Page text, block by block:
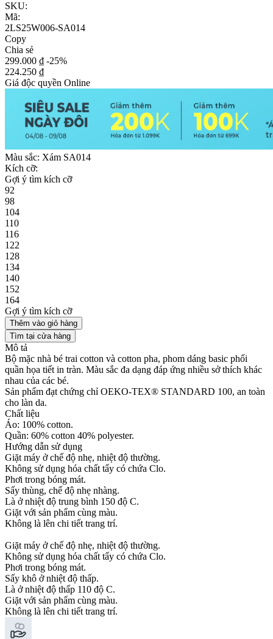
SKU:
Mã:
2LS25W006-SA014
Copy
Chia sẻ
299.000 ₫ -25%
224.250 ₫
Giá độc quyền Online
Màu sắc: Xám SA014
Kích cỡ:
Gợi ý tìm kích cỡ
92
98
104
110
116
122
128
134
140
152
164
Gợi ý tìm kích cỡ
Thêm vào giỏ hàng
Tìm tại cửa hàng
Mô tả
Bộ mặc nhà bé trai cotton và cotton pha, phom dáng basic phối
quần họa tiết in tràn. Màu sắc đa dạng đáp ứng nhiều sở thích khác
nhau của các bé.
Sản phẩm đạt chứng chỉ OEKO-TEX® STANDARD 100, an toàn
cho làn da.
Chất liệu
Áo: 100% cotton.
Quần: 60% cotton 40% polyester.
Hướng dẫn sử dụng
Giặt máy ở chế độ nhẹ, nhiệt độ thường.
Không sử dụng hóa chất tẩy có chứa Clo.
Phơi trong bóng mát.
Sấy thùng, chế độ nhẹ nhàng.
Là ở nhiệt độ trung bình 150 độ C.
Giặt với sản phẩm cùng màu.
Không là lên chi tiết trang trí.
Giặt máy ở chế độ nhẹ, nhiệt độ thường.
Không sử dụng hóa chất tẩy có chứa Clo.
Phơi trong bóng mát.
Sấy khô ở nhiệt độ thấp.
Là ở nhiệt độ thấp 110 độ C.
Giặt với sản phẩm cùng màu.
Không là lên chi tiết trang trí.